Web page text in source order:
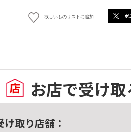
欲しいものリストに追加
お店で受け取
け取り店舗：